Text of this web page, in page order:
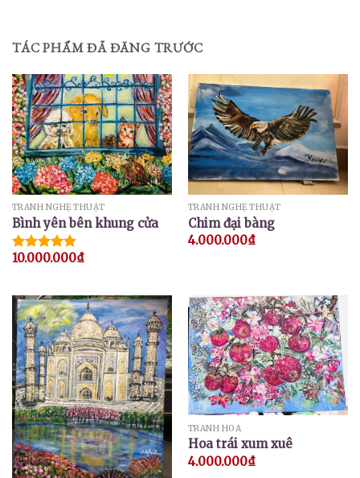
TÁC PHẨM ĐÃ ĐĂNG TRƯỚC
TRANH NGHỆ THUẬT
Bình yên bên khung cửa
Được xếp
10.000.000₫
TRANH NGHỆ THUẬT
Chim đại bàng
4.000.000₫
TRANH HOA
Hoa trái xum xuê
4.000.000₫